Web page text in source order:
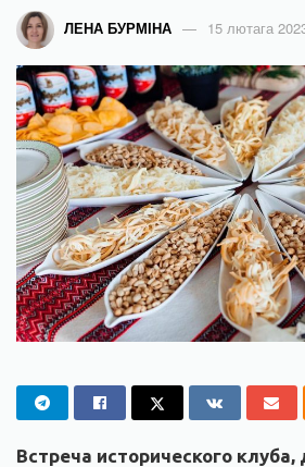
ЛЕНА БУРМІНА 15 лютага
Встреча исторического клуба,